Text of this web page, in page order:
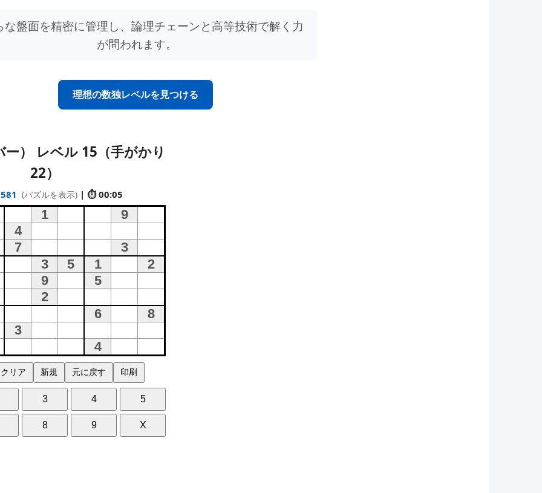
な盤面を精密に管理し、論理チェーンと高等技術で解く力
が問われます。
理想の数独レベルを見つける
ー） レベル 15（手がかり
22）
(パズルを表示) | ⏱ 00:05
クリア 新規 元に戻す 印刷
3 4 5
8 9 X